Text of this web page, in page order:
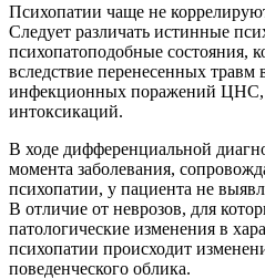
Психопатии чаще не
Следует различать истинные
психопатоподобные состояния,
вследствие перенесенных травм
инфекционных поражений ЦНС,
интоксикаций.
В ходе дифференциальной
момента заболевания,
психопатии, у пациента не
В отличие от неврозов, для
патологические изменения в
психопатии происходит
поведенческого облика.